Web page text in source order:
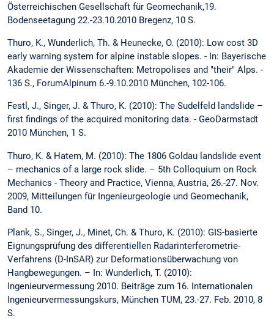
Österreichischen Gesellschaft für Geomechanik,19.
Bodenseetagung 22.-23.10.2010 Bregenz, 10 S.
Thuro, K., Wunderlich, Th. & Heunecke, O. (2010): Low cost 3D
early warning system for alpine instable slopes. - In: Bayerische
Akademie der Wissenschaften: Metropolises and "their" Alps. -
136 S., ForumAlpinum 6.-9.10.2010 München, 102-106.
Festl, J., Singer, J. & Thuro, K. (2010): The Sudelfeld landslide –
first findings of the acquired monitoring data. - GeoDarmstadt
2010 München, 1 S.
Thuro, K. & Hatem, M. (2010): The 1806 Goldau landslide event
– mechanics of a large rock slide. – 5th Colloquium on Rock
Mechanics - Theory and Practice, Vienna, Austria, 26.-27. Nov.
2009, Mitteilungen für Ingenieurgeologie und Geomechanik,
Band 10.
Plank, S., Singer, J., Minet, Ch. & Thuro, K. (2010): GIS-basierte
Eignungsprüfung des differentiellen Radarinterferometrie-
Verfahrens (D-InSAR) zur Deformationsüberwachung von
Hangbewegungen. – In: Wunderlich, T. (2010):
Ingenieurvermessung 2010. Beiträge zum 16. Internationalen
Ingenieurvermessungskurs, München TUM, 23.-27. Feb. 2010, 8
S.